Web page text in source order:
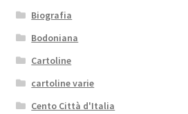
Biografia
Bodoniana
Cartoline
cartoline varie
Cento Città d'Italia